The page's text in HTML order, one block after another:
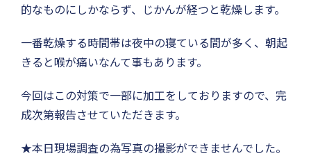
的なものにしかならず、じかんが経つと乾燥します。
一番乾燥する時間帯は夜中の寝ている間が多く、朝起
きると喉が痛いなんて事もあります。
今回はこの対策で一部に加工をしておりますので、完
成次第報告させていただきます。
★本日現場調査の為写真の撮影ができませんでした。